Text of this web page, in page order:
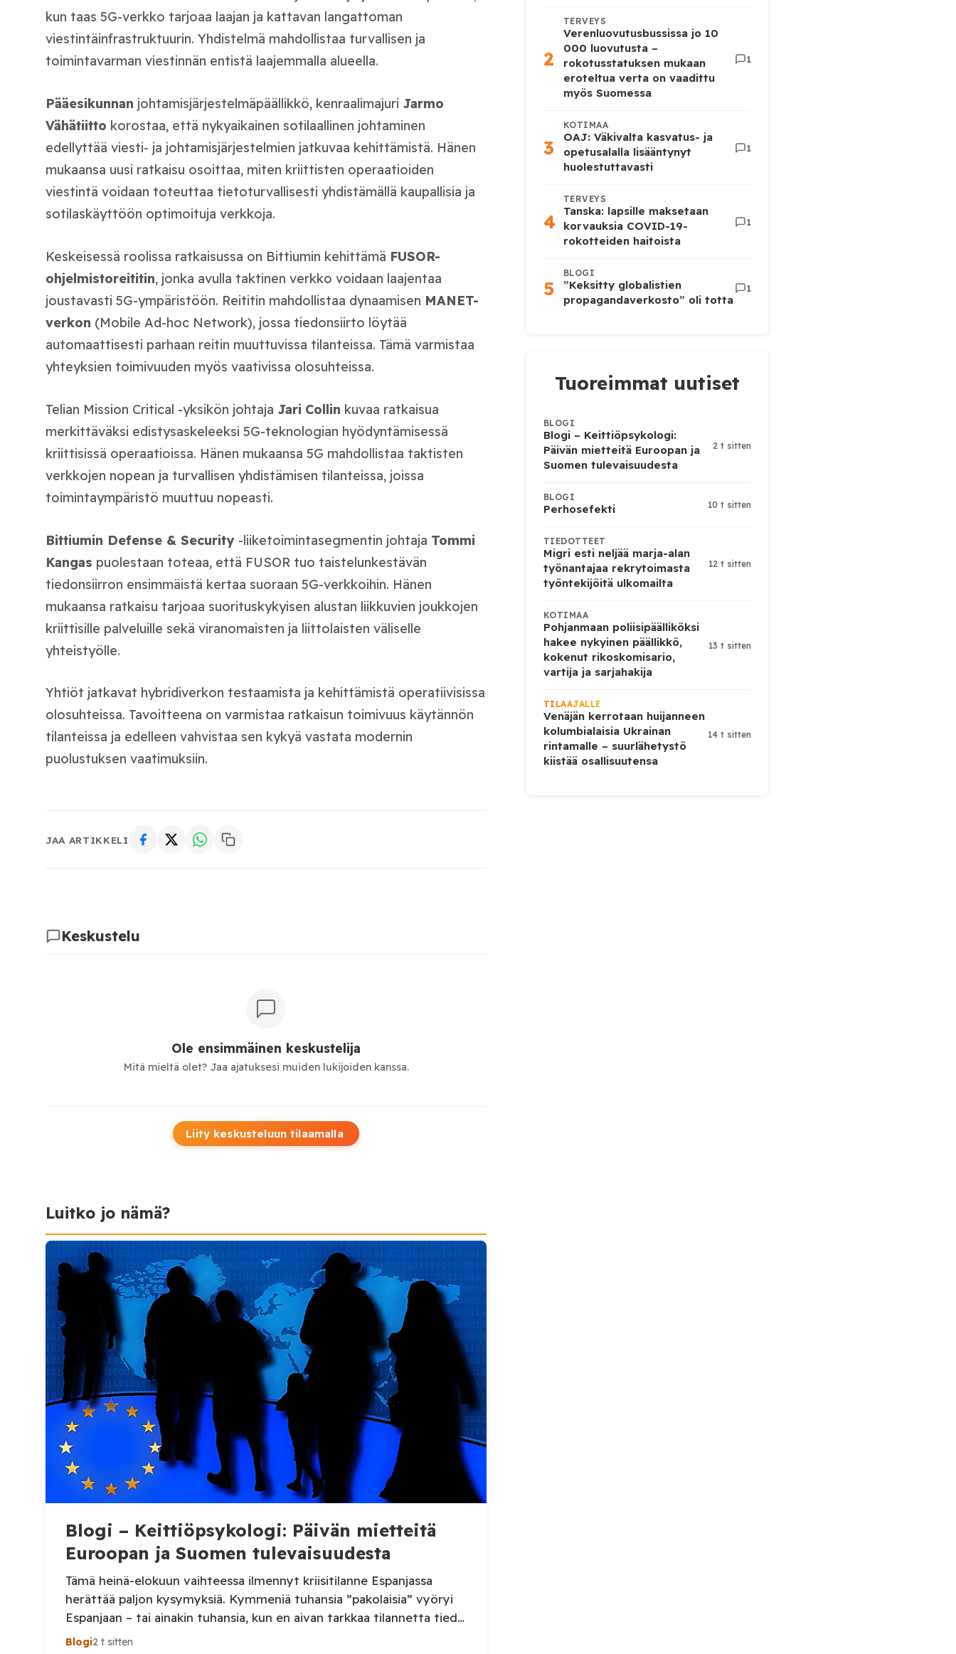
kun taas 5G-verkko tarjoaa laajan ja kattavan langattoman
viestintäinfrastruktuurin. Yhdistelmä mahdollistaa turvallisen ja
toimintavarman viestinnän entistä laajemmalla alueella.
Pääesikunnan johtamisjärjestelmäpäällikkö, kenraalimajuri Jarmo
Vähätiitto korostaa, että nykyaikainen sotilaallinen johtaminen
edellyttää viesti- ja johtamisjärjestelmien jatkuvaa kehittämistä. Hänen
mukaansa uusi ratkaisu osoittaa, miten kriittisten operaatioiden
viestintä voidaan toteuttaa tietoturvallisesti yhdistämällä kaupallisia ja
sotilaskäyttöön optimoituja verkkoja.
Keskeisessä roolissa ratkaisussa on Bittiumin kehittämä FUSOR-
ohjelmistoreititin, jonka avulla taktinen verkko voidaan laajentaa
joustavasti 5G-ympäristöön. Reititin mahdollistaa dynaamisen MANET-
verkon (Mobile Ad-hoc Network), jossa tiedonsiirto löytää
automaattisesti parhaan reitin muuttuvissa tilanteissa. Tämä varmistaa
yhteyksien toimivuuden myös vaativissa olosuhteissa.
Telian Mission Critical -yksikön johtaja Jari Collin kuvaa ratkaisua
merkittäväksi edistysaskeleeksi 5G-teknologian hyödyntämisessä
kriittisissä operaatioissa. Hänen mukaansa 5G mahdollistaa taktisten
verkkojen nopean ja turvallisen yhdistämisen tilanteissa, joissa
toimintaympäristö muuttuu nopeasti.
Bittiumin Defense & Security -liiketoimintasegmentin johtaja Tommi
Kangas puolestaan toteaa, että FUSOR tuo taistelunkestävän
tiedonsiirron ensimmäistä kertaa suoraan 5G-verkkoihin. Hänen
mukaansa ratkaisu tarjoaa suorituskykyisen alustan liikkuvien joukkojen
kriittisille palveluille sekä viranomaisten ja liittolaisten väliselle
yhteistyölle.
Yhtiöt jatkavat hybridiverkon testaamista ja kehittämistä operatiivisissa
olosuhteissa. Tavoitteena on varmistaa ratkaisun toimivuus käytännön
tilanteissa ja edelleen vahvistaa sen kykyä vastata modernin
puolustuksen vaatimuksiin.
JAA ARTIKKELI
Keskustelu
Ole ensimmäinen keskustelija
Mitä mieltä olet? Jaa ajatuksesi muiden lukijoiden kanssa.
Liity keskusteluun tilaamalla
Luitko jo nämä?
Blogi – Keittiöpsykologi: Päivän mietteitä
Euroopan ja Suomen tulevaisuudesta
Tämä heinä-elokuun vaihteessa ilmennyt kriisitilanne Espanjassa
herättää paljon kysymyksiä. Kymmeniä tuhansia ”pakolaisia” vyöryi
Espanjaan – tai ainakin tuhansia, kun en aivan tarkkaa tilannetta tiedä.
Viimeisin tieto, jonka näin oli perjantai-illalta somepäivityksessä n. 60
Blogi2 t sitten
2
TERVEYS
Verenluovutusbussissa jo 10
000 luovutusta –
rokotusstatuksen mukaan
eroteltua verta on vaadittu
myös Suomessa
1
3
KOTIMAA
OAJ: Väkivalta kasvatus- ja
opetusalalla lisääntynyt
huolestuttavasti
1
4
TERVEYS
Tanska: lapsille maksetaan
korvauksia COVID-19-
rokotteiden haitoista
1
5
BLOGI
”Keksitty globalistien
propagandaverkosto” oli totta
1
Tuoreimmat uutiset
BLOGI
Blogi – Keittiöpsykologi:
Päivän mietteitä Euroopan ja
Suomen tulevaisuudesta
2 t sitten
BLOGI
Perhosefekti 10 t sitten
TIEDOTTEET
Migri esti neljää marja-alan
työnantajaa rekrytoimasta
työntekijöitä ulkomailta
12 t sitten
KOTIMAA
Pohjanmaan poliisipäälliköksi
hakee nykyinen päällikkö,
kokenut rikoskomisario,
vartija ja sarjahakija
13 t sitten
TILAAJALLE
Venäjän kerrotaan huijanneen
kolumbialaisia Ukrainan
rintamalle – suurlähetystö
kiistää osallisuutensa
14 t sitten